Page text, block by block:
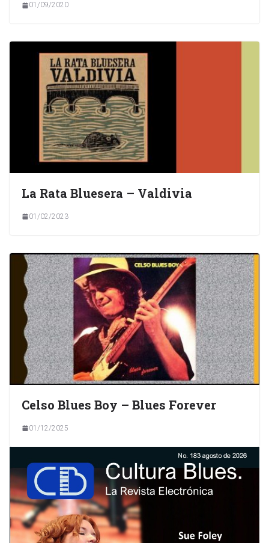
01/09/2020
La Rata Bluesera – Valdivia
01/02/2023
Celso Blues Boy – Blues Forever
01/12/2025